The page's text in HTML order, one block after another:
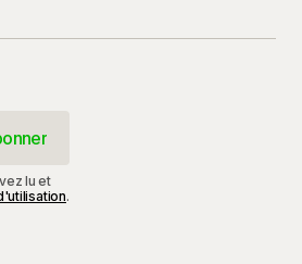
lu et
.